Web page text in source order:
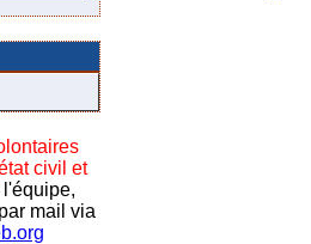
civil et
mail via